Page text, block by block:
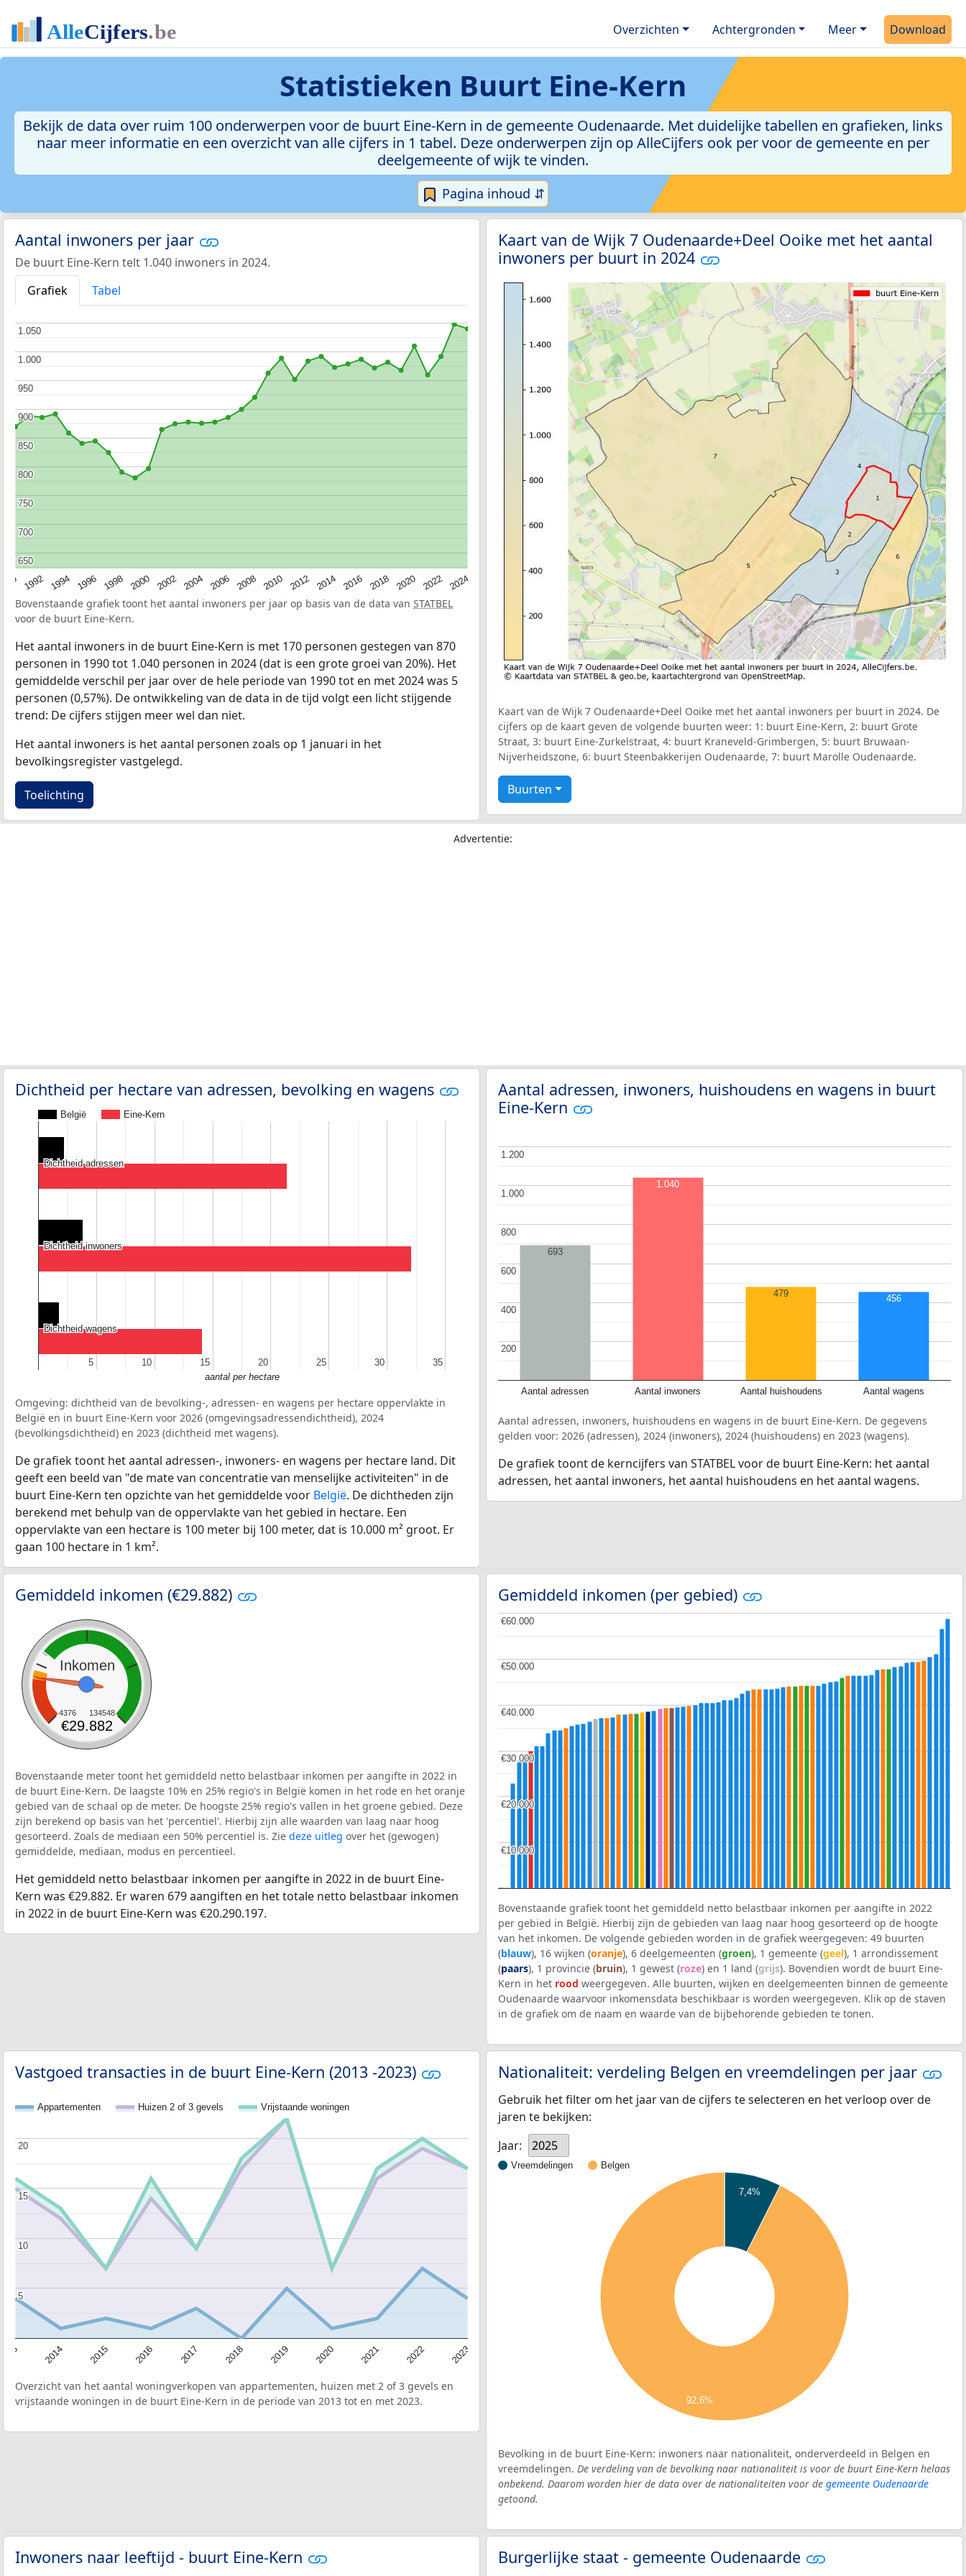
Overzichten Achtergronden Meer Download
Statistieken Buurt Eine-Kern
Bekijk de data over ruim 100 onderwerpen voor de buurt Eine-Kern in de gemeente Oudenaarde. Met duidelijke tabellen en grafieken, links
naar meer informatie en een overzicht van alle cijfers in 1 tabel. Deze onderwerpen zijn op AlleCijfers ook per voor de gemeente en per
deelgemeente of wijk te vinden.
Pagina inhoud ⇵
Aantal inwoners per jaar
De buurt Eine-Kern telt 1.040 inwoners in 2024.
Grafiek
Tabel
1992 1994 1996 1998 2000 2002 2004 2006 2008 2010 2012 2014 2016 2018 2020 2022 2024
650
650
700
700
750
750
800
800
850
850
900
900
950
950
1.000
1.000
1.050
1.050
Bovenstaande grafiek toont het aantal inwoners per jaar op basis van de data van STATBEL
voor de buurt Eine-Kern.
Het aantal inwoners in de buurt Eine-Kern is met 170 personen gestegen van 870
personen in 1990 tot 1.040 personen in 2024 (dat is een grote groei van 20%). Het
gemiddelde verschil per jaar over de hele periode van 1990 tot en met 2024 was 5
personen (0,57%). De ontwikkeling van de data in de tijd volgt een licht stijgende
trend: De cijfers stijgen meer wel dan niet.
Het aantal inwoners is het aantal personen zoals op 1 januari in het
bevolkingsregister vastgelegd.
Toelichting
Kaart van de Wijk 7 Oudenaarde+Deel Ooike met het aantal
inwoners per buurt in 2024
Kaart van de Wijk 7 Oudenaarde+Deel Ooike met het aantal inwoners per buurt in 2024. De
cijfers op de kaart geven de volgende buurten weer: 1: buurt Eine-Kern, 2: buurt Grote
Straat, 3: buurt Eine-Zurkelstraat, 4: buurt Kraneveld-Grimbergen, 5: buurt Bruwaan-
Nijverheidszone, 6: buurt Steenbakkerijen Oudenaarde, 7: buurt Marolle Oudenaarde.
Buurten
Advertentie:
Dichtheid per hectare van adressen, bevolking en wagens
België Eine-Kern
5
5 10
10 15
15 20
20 25
25 30
30 35
35
Dichtheid adressen
Dichtheid adressen
Dichtheid inwoners
Dichtheid inwoners
Dichtheid wagens
Dichtheid wagens
aantal per hectare
Omgeving: dichtheid van de bevolking-, adressen- en wagens per hectare oppervlakte in
België en in buurt Eine-Kern voor 2026 (omgevingsadressendichtheid), 2024
(bevolkingsdichtheid) en 2023 (dichtheid met wagens).
De grafiek toont het aantal adressen-, inwoners- en wagens per hectare land. Dit
geeft een beeld van "de mate van concentratie van menselijke activiteiten" in de
buurt Eine-Kern ten opzichte van het gemiddelde voor België. De dichtheden zijn
berekend met behulp van de oppervlakte van het gebied in hectare. Een
oppervlakte van een hectare is 100 meter bij 100 meter, dat is 10.000 m² groot. Er
gaan 100 hectare in 1 km².
Aantal adressen, inwoners, huishoudens en wagens in buurt
Eine-Kern
Aantal adressen Aantal inwoners Aantal huishoudens Aantal wagens
200
200
400
400
600
600
800
800
1.000
1.000
1.200
1.200
693
1.040
479 456
Aantal adressen, inwoners, huishoudens en wagens in de buurt Eine-Kern. De gegevens
gelden voor: 2026 (adressen), 2024 (inwoners), 2024 (huishoudens) en 2023 (wagens).
De grafiek toont de kerncijfers van STATBEL voor de buurt Eine-Kern: het aantal
adressen, het aantal inwoners, het aantal huishoudens en het aantal wagens.
Gemiddeld inkomen (€29.882)
Inkomen
4376 134548
€29.882
Bovenstaande meter toont het gemiddeld netto belastbaar inkomen per aangifte in 2022 in
de buurt Eine-Kern. De laagste 10% en 25% regio's in België komen in het rode en het oranje
gebied van de schaal op de meter. De hoogste 25% regio's vallen in het groene gebied. Deze
zijn berekend op basis van het 'percentiel'. Hierbij zijn alle waarden van laag naar hoog
gesorteerd. Zoals de mediaan een 50% percentiel is. Zie deze uitleg over het (gewogen)
gemiddelde, mediaan, modus en percentieel.
Het gemiddeld netto belastbaar inkomen per aangifte in 2022 in de buurt Eine-
Kern was €29.882. Er waren 679 aangiften en het totale netto belastbaar inkomen
in 2022 in de buurt Eine-Kern was €20.290.197.
Gemiddeld inkomen (per gebied)
€10.000
€10.000
€20.000
€20.000
€30.000
€30.000
€40.000
€40.000
€50.000
€50.000
€60.000
€60.000
Bovenstaande grafiek toont het gemiddeld netto belastbaar inkomen per aangifte in 2022
per gebied in België. Hierbij zijn de gebieden van laag naar hoog gesorteerd op de hoogte
van het inkomen. De volgende gebieden worden in de grafiek weergegeven: 49 buurten
(blauw), 16 wijken (oranje), 6 deelgemeenten (groen), 1 gemeente (geel), 1 arrondissement
(paars), 1 provincie (bruin), 1 gewest (roze) en 1 land (grijs). Bovendien wordt de buurt Eine-
Kern in het rood weergegeven. Alle buurten, wijken en deelgemeenten binnen de gemeente
Oudenaarde waarvoor inkomensdata beschikbaar is worden weergegeven. Klik op de staven
in de grafiek om de naam en waarde van de bijbehorende gebieden te tonen.
Vastgoed transacties in de buurt Eine-Kern (2013 -2023)
Appartementen Huizen 2 of 3 gevels Vrijstaande woningen
2014 2015 2016 2017 2018 2019 2020 2021 2022 2023
5
5
10
10
15
15
20
20
Overzicht van het aantal woningverkopen van appartementen, huizen met 2 of 3 gevels en
vrijstaande woningen in de buurt Eine-Kern in de periode van 2013 tot en met 2023.
Nationaliteit: verdeling Belgen en vreemdelingen per jaar
Gebruik het filter om het jaar van de cijfers te selecteren en het verloop over de
jaren te bekijken:
Jaar:
2025
Vreemdelingen Belgen
7,4%
92,6%
Bevolking in de buurt Eine-Kern: inwoners naar nationaliteit, onderverdeeld in Belgen en
vreemdelingen. De verdeling van de bevolking naar nationaliteit is voor de buurt Eine-Kern helaas
onbekend. Daarom worden hier de data over de nationaliteiten voor de gemeente Oudenaarde
getoond.
Inwoners naar leeftijd - buurt Eine-Kern Burgerlijke staat - gemeente Oudenaarde